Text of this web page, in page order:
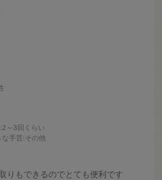
:2～3回くらい
な手芸:その他
りもできるのでとても便利です